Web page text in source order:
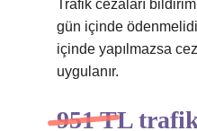
Trafik cezaları
gün içinde
içinde yapılmazsa
uygulanır.
951 TL trafik